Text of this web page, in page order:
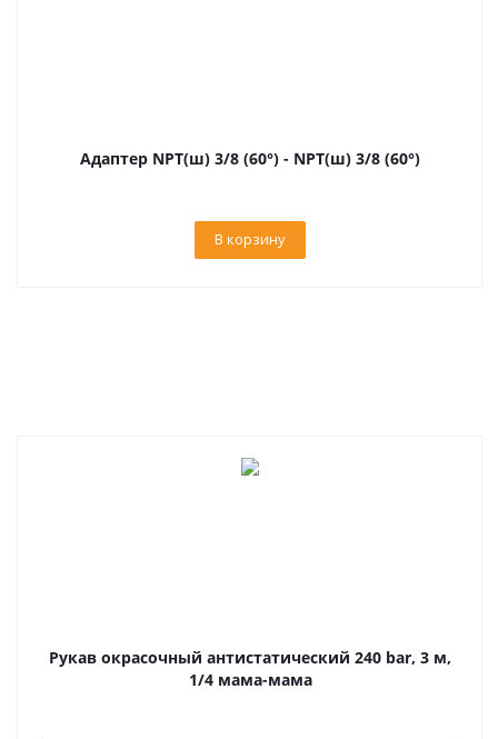
Адаптер NPT(ш) 3/8 (60°) - NPT(ш) 3/8 (60°)
В корзину
Рукав окрасочный антистатический 240 bar, 3 м,
1/4 мама-мама